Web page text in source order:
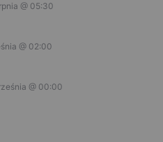
@ 05:30
@ 02:00
@ 00:00